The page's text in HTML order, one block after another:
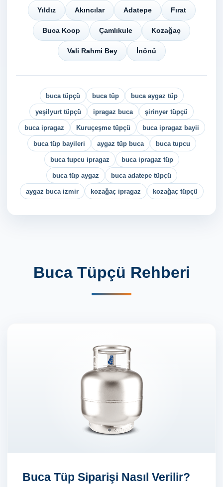
Yıldız Akıncılar Adatepe Fırat
Buca Koop Çamlıkule Kozağaç
Vali Rahmi Bey İnönü
buca tüpçü buca tüp buca aygaz tüp
yeşilyurt tüpçü ipragaz buca şirinyer tüpçü
buca ipragaz Kuruçeşme tüpçü buca ipragaz bayii
buca tüp bayileri aygaz tüp buca buca tupcu
buca tupcu ipragaz buca ipragaz tüp
buca tüp aygaz buca adatepe tüpçü
aygaz buca izmir kozağaç ipragaz kozağaç tüpçü
Buca Tüpçü Rehberi
Buca Tüp Siparişi Nasıl Verilir?